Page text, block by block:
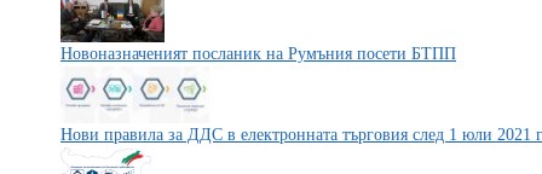
Новоназначеният посланик на Румъния посети БТПП
Нови правила за ДДС в електронната търговия след 1 юли 2021 г